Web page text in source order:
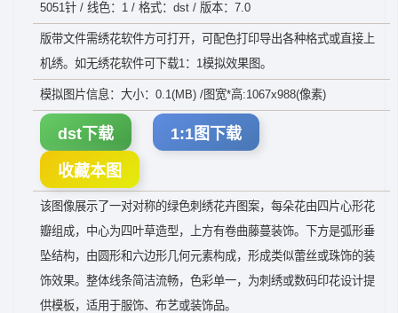
5051针 / 线色：1 / 格式：dst / 版本：7.0
版带文件需绣花软件方可打开，可配色打印导出各种格式或直接上
机绣。如无绣花软件可下载1：1模拟效果图。
模拟图片信息：大小：0.1(MB) /图宽*高:1067x988(像素)
dst下载 1:1图下载
收藏本图
该图像展示了一对对称的绿色刺绣花卉图案，每朵花由四片心形花
瓣组成，中心为四叶草造型，上方有卷曲藤蔓装饰。下方是弧形垂
坠结构，由圆形和六边形几何元素构成，形成类似蕾丝或珠饰的装
饰效果。整体线条简洁流畅，色彩单一，为刺绣或数码印花设计提
供模板，适用于服饰、布艺或装饰品。